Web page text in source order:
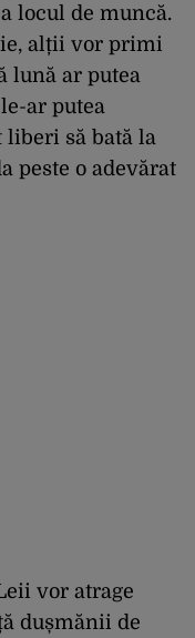
locul de muncă.
alții vor primi
lună ar putea
ar putea
liberi să bată la
peste o adevărat
vor atrage
dușmănii de